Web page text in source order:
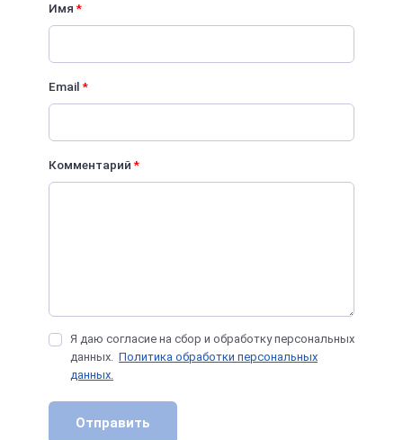
Имя*
Email*
Комментарий*
Я даю согласие на сбор и обработку персональных
данных. Политика обработки персональных
данных.
Отправить